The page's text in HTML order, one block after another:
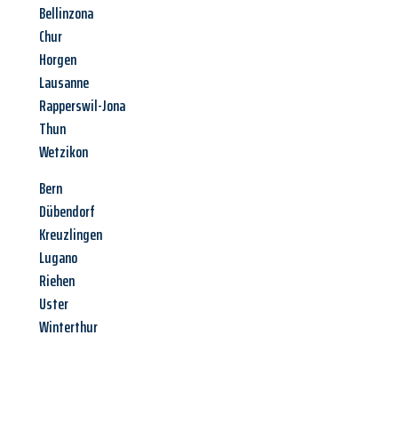
Bellinzona
Chur
Horgen
Lausanne
Rapperswil-Jona
Thun
Wetzikon
Bern
Dübendorf
Kreuzlingen
Lugano
Riehen
Uster
Winterthur